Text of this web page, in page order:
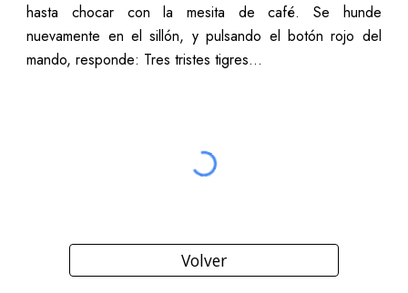
hasta chocar con la mesita de café. Se hunde
nuevamente en el sillón, y pulsando el botón rojo del
mando, responde: Tres tristes tigres…
Volver